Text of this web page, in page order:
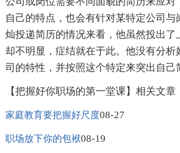
自己的特点，也会有针对某特定公司与
灿投递简历的情况来看，他虽然投出了
却不明显，症结就在于此。他没有分析
司的特性，并按照这个特定来突出自己
【把握好你职场的第一堂课】相关文章
家庭教育要把握好尺度08-27
职场放下你的包袱08-19